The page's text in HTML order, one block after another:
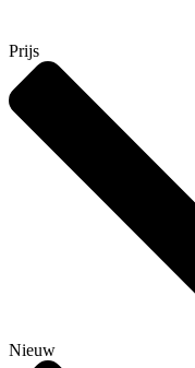
Prijs
Nieuw